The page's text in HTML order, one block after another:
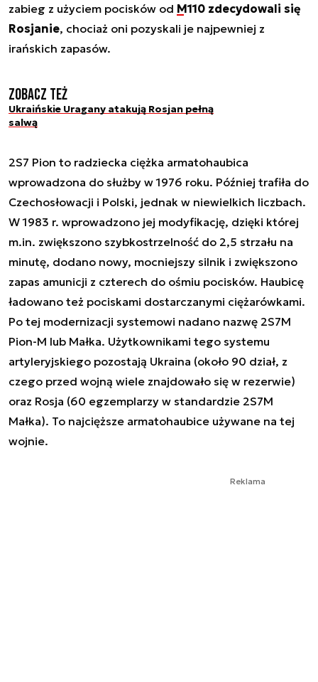
zabieg z użyciem pocisków od M110 zdecydowali się
Rosjanie, chociaż oni pozyskali je najpewniej z
irańskich zapasów.
Zobacz też
Ukraińskie Uragany atakują Rosjan pełną
salwą
2S7 Pion to radziecka ciężka armatohaubica
wprowadzona do służby w 1976 roku. Później trafiła do
Czechosłowacji i Polski, jednak w niewielkich liczbach.
W 1983 r. wprowadzono jej modyfikację, dzięki której
m.in. zwiększono szybkostrzelność do 2,5 strzału na
minutę, dodano nowy, mocniejszy silnik i zwiększono
zapas amunicji z czterech do ośmiu pocisków. Haubicę
ładowano też pociskami dostarczanymi ciężarówkami.
Po tej modernizacji systemowi nadano nazwę 2S7M
Pion-M lub Małka. Użytkownikami tego systemu
artyleryjskiego pozostają Ukraina (około 90 dział, z
czego przed wojną wiele znajdowało się w rezerwie)
oraz Rosja (60 egzemplarzy w standardzie 2S7M
Małka). To najcięższe armatohaubice używane na tej
wojnie.
Reklama